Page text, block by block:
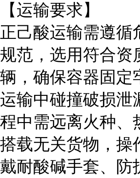
【运输要求】
正己酸运输需遵循
规范，选用符合资
辆，确保容器固定
运输中碰撞破损泄
程中需远离火种、
搭载无关货物，操
戴耐酸碱手套、防